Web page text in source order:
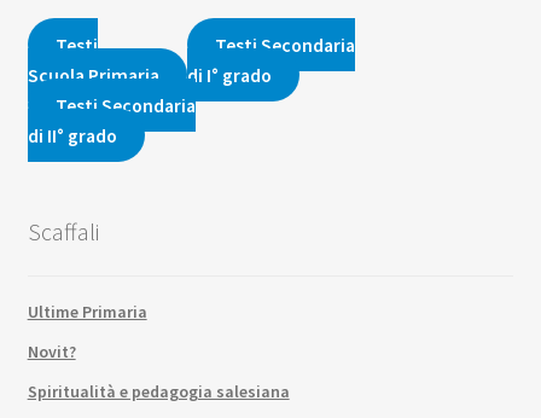
16,00€.15,20€.
Testi
Scuola Primaria
Testi Secondaria
di I° grado
Testi Secondaria
di II° grado
Scaffali
Ultime Primaria
Novit?
Spiritualità e pedagogia salesiana